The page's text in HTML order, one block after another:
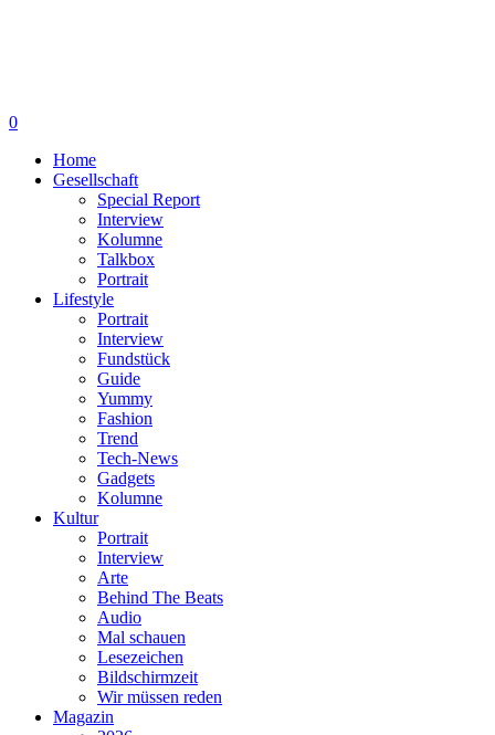
0
Home
Gesellschaft
Special Report
Interview
Kolumne
Talkbox
Portrait
Lifestyle
Portrait
Interview
Fundstück
Guide
Yummy
Fashion
Trend
Tech-News
Gadgets
Kolumne
Kultur
Portrait
Interview
Arte
Behind The Beats
Audio
Mal schauen
Lesezeichen
Bildschirmzeit
Wir müssen reden
Magazin